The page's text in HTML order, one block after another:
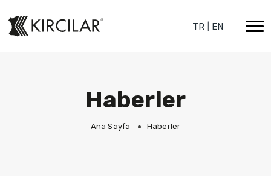
TR EN
Haberler
Ana Sayfa Haberler